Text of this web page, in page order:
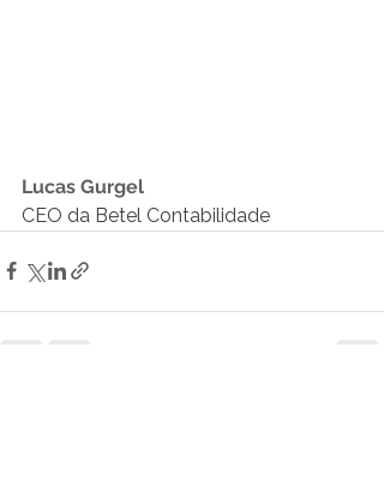
Lucas Gurgel
CEO da Betel Contabilidade